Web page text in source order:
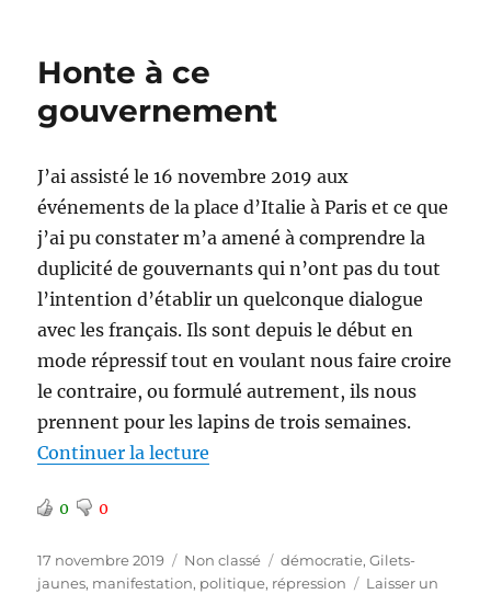
Honte à ce
gouvernement
J’ai assisté le 16 novembre 2019 aux
événements de la place d’Italie à Paris et ce que
j’ai pu constater m’a amené à comprendre la
duplicité de gouvernants qui n’ont pas du tout
l’intention d’établir un quelconque dialogue
avec les français. Ils sont depuis le début en
mode répressif tout en voulant nous faire croire
le contraire, ou formulé autrement, ils nous
prennent pour les lapins de trois semaines.
Continuer la lecture
0 0
Publié
le
17 novembre 2019 Catégories
Non classé Étiquettes
démocratie,Gilets-
jaunes, manifestation, politique, répression
Laisser un